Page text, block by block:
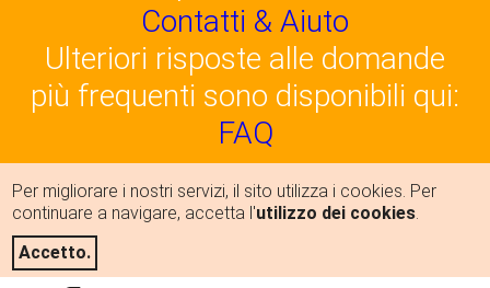
Contatti & Aiuto
Ulteriori risposte alle domande
più frequenti sono disponibili qui:
FAQ
Per migliorare i nostri servizi, il sito utilizza i cookies. Per
continuare a navigare, accetta l'utilizzo dei cookies.
Accetto.